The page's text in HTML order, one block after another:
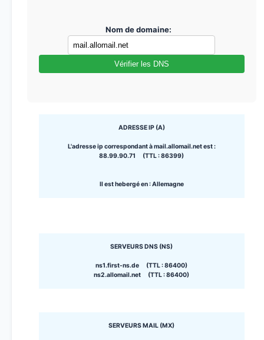
Nom de domaine:
Vérifier les DNS
ADRESSE IP (A)
L'adresse ip correspondant à mail.allomail.net est :
88.99.90.71 (TTL : 86399)
Il est hebergé en : Allemagne
SERVEURS DNS (NS)
ns1.first-ns.de (TTL : 86400)
ns2.allomail.net (TTL : 86400)
SERVEURS MAIL (MX)